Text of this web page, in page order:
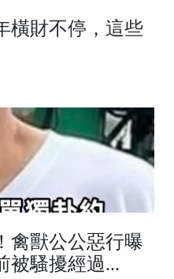
橫財不停，這些
禽獸公公惡行曝
被騷擾經過...